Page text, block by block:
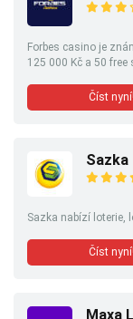
Forbes casino je
125 000 Kč a 50 free
Číst nyní!
Sazka
Sazka nabízí loterie,
Číst nyní!
Maxa